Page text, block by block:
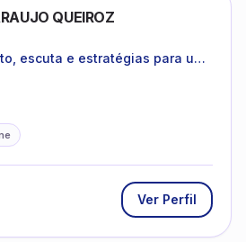
QUEIROZ
escuta e estratégias para uma
Ver Perfil